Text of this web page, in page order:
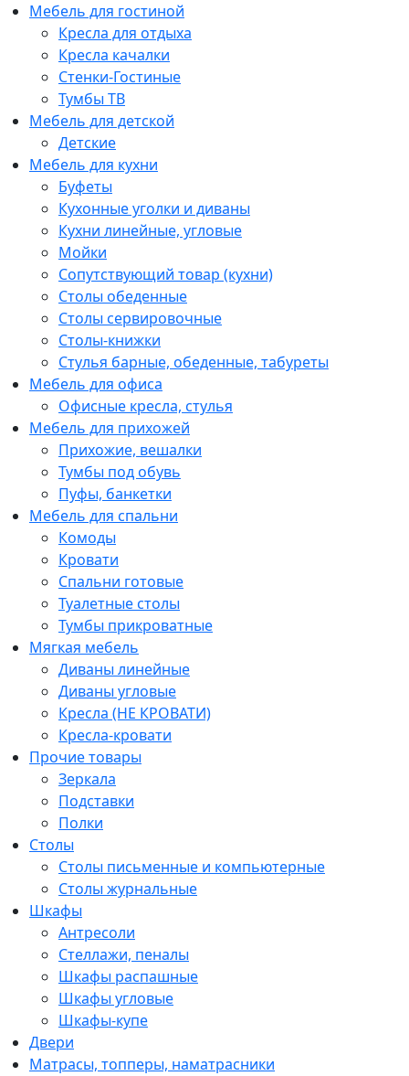
Мебель для гостиной
Кресла для отдыха
Кресла качалки
Стенки-Гостиные
Тумбы ТВ
Мебель для детской
Детские
Мебель для кухни
Буфеты
Кухонные уголки и диваны
Кухни линейные, угловые
Мойки
Сопутствующий товар (кухни)
Столы обеденные
Столы сервировочные
Столы-книжки
Стулья барные, обеденные, табуреты
Мебель для офиса
Офисные кресла, стулья
Мебель для прихожей
Прихожие, вешалки
Тумбы под обувь
Пуфы, банкетки
Мебель для спальни
Комоды
Кровати
Спальни готовые
Туалетные столы
Тумбы прикроватные
Мягкая мебель
Диваны линейные
Диваны угловые
Кресла (НЕ КРОВАТИ)
Кресла-кровати
Прочие товары
Зеркала
Подставки
Полки
Столы
Столы письменные и компьютерные
Столы журнальные
Шкафы
Антресоли
Стеллажи, пеналы
Шкафы распашные
Шкафы угловые
Шкафы-купе
Двери
Матрасы, топперы, наматрасники